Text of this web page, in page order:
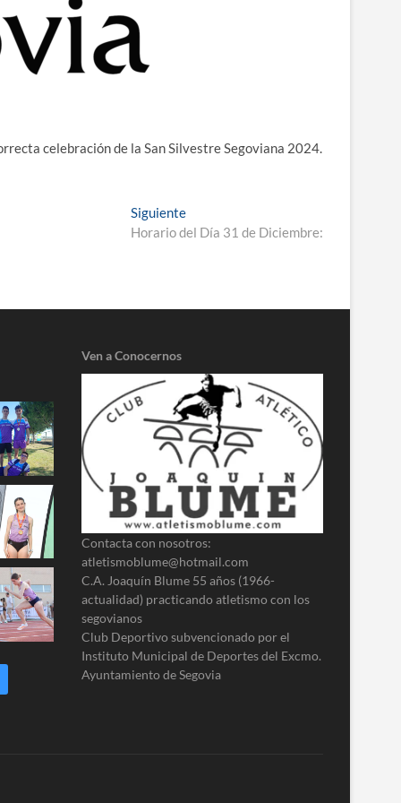
celebración de la San Silvestre Segoviana 2024.
SiguienteEntrada
siguiente:
Horario del Día 31 de Diciembre:
Ven a Conocernos
Contacta con nosotros:
atletismoblume@hotmail.com
C.A. Joaquín Blume 55 años (1966-
actualidad) practicando atletismo con los
segovianos
Club Deportivo subvencionado por el
Instituto Municipal de Deportes del Excmo.
Ayuntamiento de Segovia